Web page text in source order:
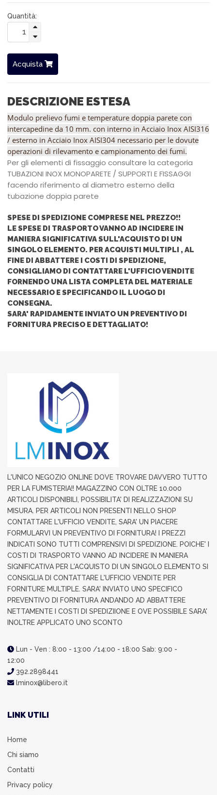
Quantità:
Acquista
DESCRIZIONE ESTESA
Modulo prelievo fumi e temperature doppia parete con
intercapedine da 10 mm. con interno in Acciaio Inox AISI316
/ esterno in Acciaio Inox AISI304 necessario per le dovute
operazioni di rilevamento e campionamento dei fumi.
Per gli elementi di fissaggio consultare la categoria
TUBAZIONI INOX MONOPARETE / SUPPORTI E FISSAGGI
facendo riferimento al diametro esterno della
tubazione doppia parete
SPESE DI SPEDIZIONE COMPRESE NEL PREZZO!!
LE SPESE DI TRASPORTO VANNO AD INCIDERE IN
MANIERA SIGNIFICATIVA SULL'ACQUISTO DI UN
SINGOLO ELEMENTO. PER ACQUISTI MULTIPLI , AL
FINE DI ABBATTERE I COSTI DI SPEDIZIONE,
CONSIGLIAMO DI CONTATTARE L'UFFICIO VENDITE
FORNENDO UNA LISTA COMPLETA DEL MATERIALE
NECESSARIO E SPECIFICANDO IL LUOGO DI
CONSEGNA.
SARA' RAPIDAMENTE INVIATO UN PREVENTIVO DI
FORNITURA PRECISO E DETTAGLIATO!
L'UNICO NEGOZIO ONLINE DOVE TROVARE DAVVERO TUTTO
PER LA FUMISTERIA!! MAGAZZINO CON OLTRE 10.000
ARTICOLI DISPONIBILI, POSSIBILITA' DI REALIZZAZIONI SU
MISURA. PER ARTICOLI NON PRESENTI NELLO SHOP
CONTATTARE L'UFFICIO VENDITE, SARA' UN PIACERE
FORMULARVI UN PREVENTIVO DI FORNITURA! I PREZZI
INDICATI SONO TUTTI COMPRENSIVI DI SPEDIZIONE. POICHE' I
COSTI DI TRASPORTO VANNO AD INCIDERE IN MANIERA
SIGNIFICATIVA PER L'ACQUISTO DI UN SINGOLO ELEMENTO SI
CONSIGLIA DI CONTATTARE L'UFFICIO VENDITE PER
FORNITURE MULTIPLE. SARA' INVIATO UNO SPECIFICO
PREVENTIVO DI FORNITURA ANDANDO AD ABBATTERE
NETTAMENTE I COSTI DI SPEDIZIIONE E OVE POSSIBILE SARA'
INOLTRE APPLICATO UNO SCONTO
Lun - Ven : 8:00 - 13:00 /14:00 - 18:00 Sab: 9:00 -
12:00
392.2898441
lminox@libero.it
LINK UTILI
Home
Chi siamo
Contatti
Privacy policy